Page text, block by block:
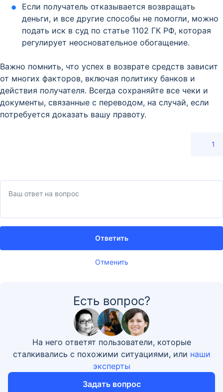
Если получатель отказывается возвращать
деньги, и все другие способы не помогли, можно
подать иск в суд по статье 1102 ГК РФ, которая
регулирует неосновательное обогащение.
Важно помнить, что успех в возврате средств зависит
от многих факторов, включая политику банков и
действия получателя. Всегда сохраняйте все чеки и
документы, связанные с переводом, на случай, если
потребуется доказать вашу правоту.
1
Отменить
Ответить
Есть вопрос?
На него ответят пользователи, которые
сталкивались с похожими ситуациями, или наши
эксперты
Задать вопрос